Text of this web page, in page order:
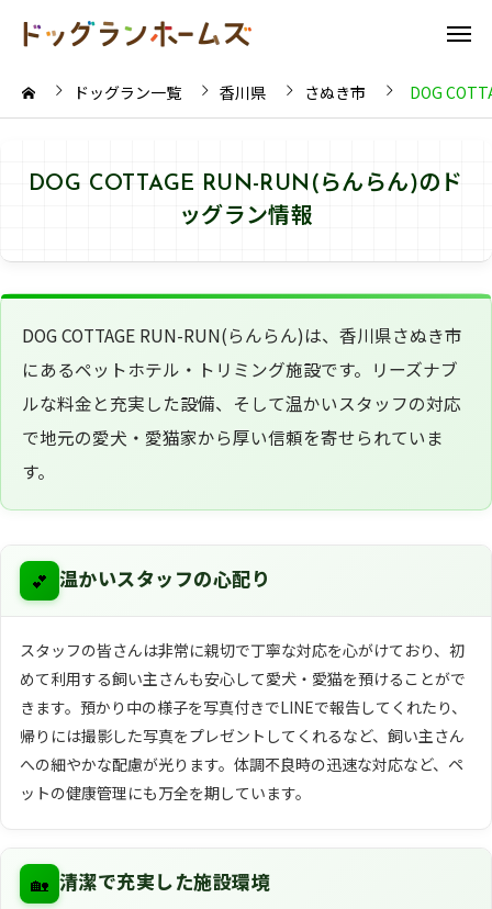
ドッグラン一覧 香川県 さぬき市 DOG
DOG COTTAGE RUN-RUN(らんらん)のド
ッグラン情報
DOG COTTAGE RUN-RUN(らんらん)は、香川県さぬき市
にあるペットホテル・トリミング施設です。リーズナブ
ルな料金と充実した設備、そして温かいスタッフの対応
で地元の愛犬・愛猫家から厚い信頼を寄せられていま
す。
💕 温かいスタッフの心配り
スタッフの皆さんは非常に親切で丁寧な対応を心がけており、初
めて利用する飼い主さんも安心して愛犬・愛猫を預けることがで
きます。預かり中の様子を写真付きでLINEで報告してくれたり、
帰りには撮影した写真をプレゼントしてくれるなど、飼い主さん
への細やかな配慮が光ります。体調不良時の迅速な対応など、ペ
ットの健康管理にも万全を期しています。
🏡 清潔で充実した施設環境